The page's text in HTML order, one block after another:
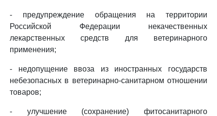
- предупреждение обращения на территории
Российской Федерации некачественных
лекарственных средств для ветеринарного
применения;
- недопущение ввоза из иностранных государств
небезопасных в ветеринарно-санитарном отношении
товаров;
- улучшение (сохранение) фитосанитарного